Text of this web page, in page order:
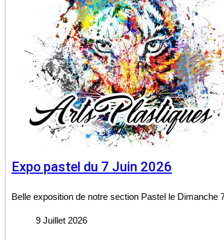
Expo pastel du 7 Juin 2026
Belle exposition de notre section Pastel le
9 Juillet 2026